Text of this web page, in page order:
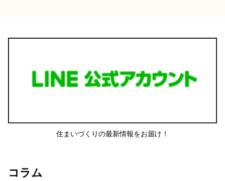
住まいづくりの最新情報をお届け！
コラム